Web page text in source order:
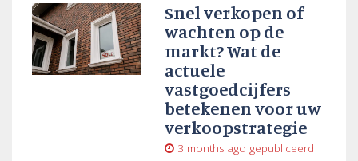
Snel verkopen of
wachten op de
markt? Wat de
actuele
vastgoedcijfers
betekenen voor uw
verkoopstrategie
3 months ago gepubliceerd